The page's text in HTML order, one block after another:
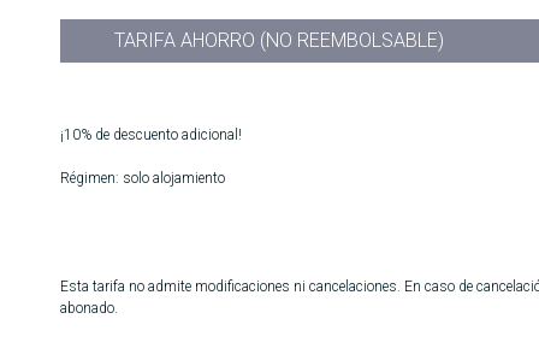
TARIFA AHORRO (NO REEMBOLSABLE)
¡10% de descuento adicional!
Régimen: solo alojamiento
Esta tarifa no admite modificaciones ni cancelaciones. En caso de
abonado.